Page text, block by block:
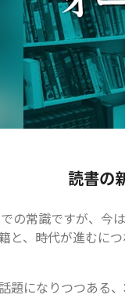
読書の
の常識ですが、今
と、時代が進むに
題になりつつある、